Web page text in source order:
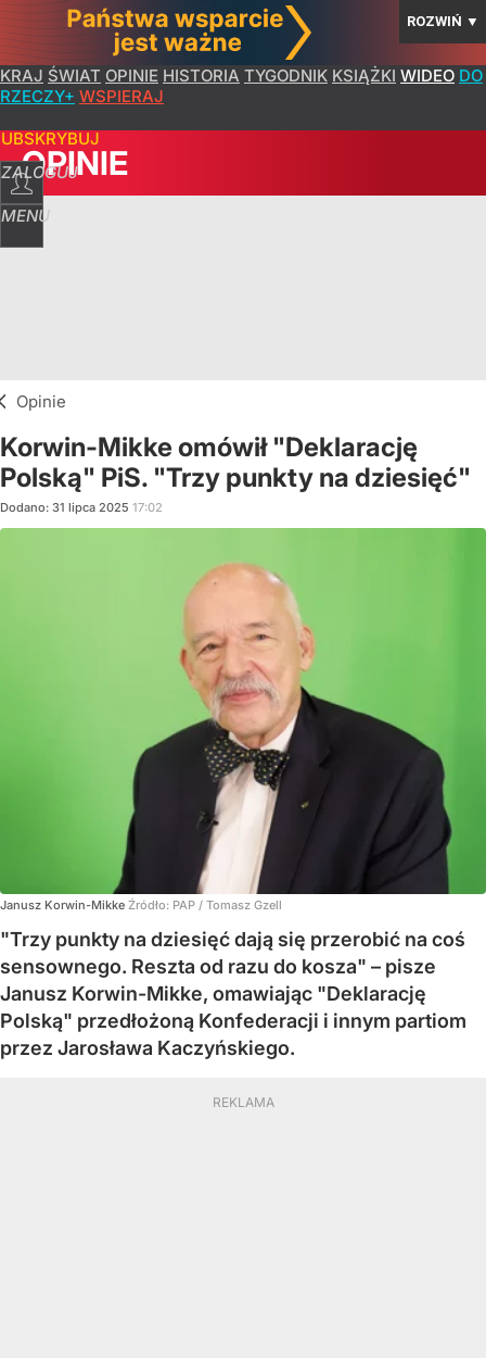
ROZWIŃ ▼
KRAJ ŚWIAT OPINIE HISTORIA TYGODNIK KSIĄŻKI WIDEO DO
RZECZY+ WSPIERAJ
ZALOGUJ
MENU
OPINIE
Opinie
Korwin-Mikke omówił "Deklarację
Polską" PiS. "Trzy punkty na dziesięć"
Dodano: 31 lipca 2025 17:02
Janusz Korwin-Mikke Źródło: PAP / Tomasz Gzell
"Trzy punkty na dziesięć dają się przerobić na coś
sensownego. Reszta od razu do kosza" – pisze
Janusz Korwin-Mikke, omawiając "Deklarację
Polską" przedłożoną Konfederacji i innym partiom
przez Jarosława Kaczyńskiego.